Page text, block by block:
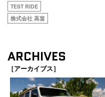
TEST RIDE
株式会社 高畠
ARCHIVES
［アーカイブス］